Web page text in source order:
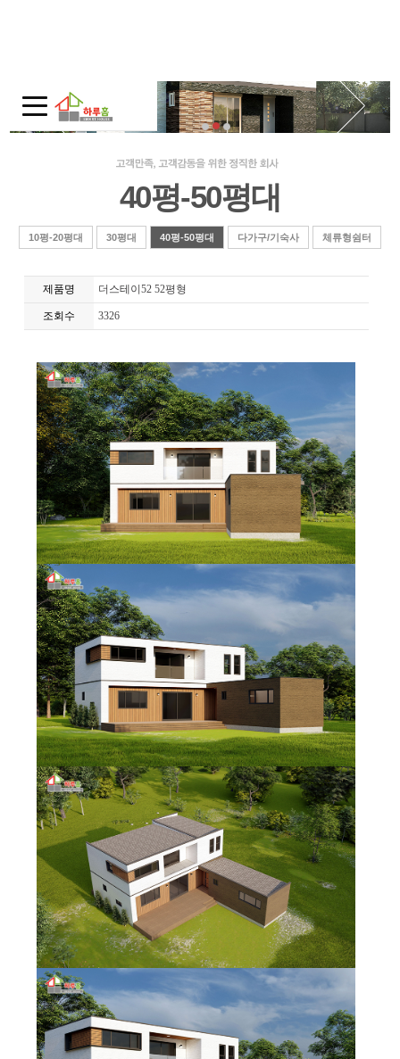
인사말
주택전시관 / 오시는길
모듈러 홈?
10평-20평대
30평대
40평-50평대
다가구/기숙사
체류형쉼터
시공사례
고객센터
공지사항
FAQ
고객문의
자료실
카다록
견적요청
40평-50평대
10평-20평대 30평대 40평-50평대 다가구/기숙사 체류형쉼터
제품명 더스테이52 52평형
조회수 3326